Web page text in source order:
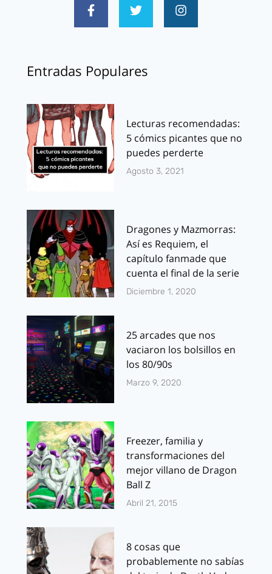
Entradas Populares
Lecturas recomendadas:
5 cómics picantes que no
puedes perderte
Agosto 3, 2021
Dragones y Mazmorras:
Así es Requiem, el
capítulo fanmade que
cuenta el final de la serie
Diciembre 1, 2020
25 arcades que nos
vaciaron los bolsillos en
los 80/90s
Marzo 9, 2020
Freezer, familia y
transformaciones del
mejor villano de Dragon
Ball Z
Abril 21, 2015
8 cosas que
probablemente no sabías